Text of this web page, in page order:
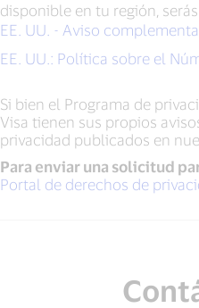
disponible en tu región,
EE. UU. - Aviso
EE. UU.: Política sobre el
Si bien el Programa de
Visa tienen sus propios
privacidad publicados en
Para enviar una solicitud
Portal de derechos de